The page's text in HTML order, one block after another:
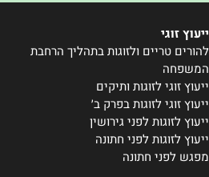
ייעוץ זוגי
להורים טריים ולזוגות בתהליך הרחבת
המשפחה
ייעוץ זוגי לזוגות ותיקים
ייעוץ זוגי לזוגות בפרק ב׳
ייעוץ לזוגות לפני גירושין
ייעוץ לזוגות לפני חתונה
מפגש לפני חתונה